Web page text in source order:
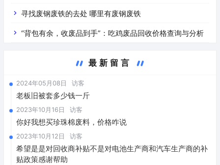
寻找废钢废铁的去处 哪里有废钢废铁
“背包有余，收废品到手”：吃鸡废品回收价格查询与分析
最新留言
2024年05月08日 访客
老板旧被套多少钱一斤
2023年10月16日 访客
你好我想买珍珠棉废料，价格咋说
2023年10月12日 访客
希望是是对回收商补贴不是对电池生产商和汽车生产商的补
贴政策感谢帮助